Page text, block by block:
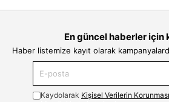
En güncel haberler için
Haber listemize kayıt olarak
Kaydolarak Kişisel Verilerin